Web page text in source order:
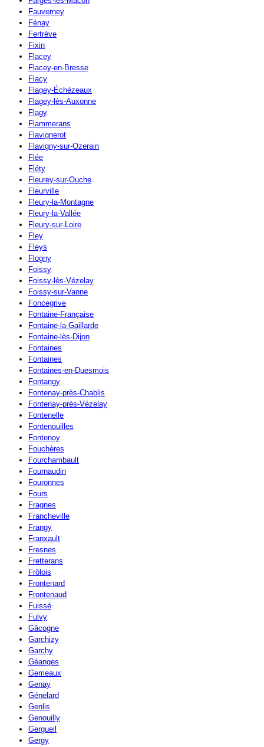
Fauverney
Fénay
Fertrève
Fixin
Flacey
Flacey-en-Bresse
Flacy
Flagey-Échézeaux
Flagey-lès-Auxonne
Flagy
Flammerans
Flavignerot
Flavigny-sur-Ozerain
Flée
Fléty
Fleurey-sur-Ouche
Fleurville
Fleury-la-Montagne
Fleury-la-Vallée
Fleury-sur-Loire
Fley
Fleys
Flogny
Foissy
Foissy-lès-Vézelay
Foissy-sur-Vanne
Foncegrive
Fontaine-Française
Fontaine-la-Gaillarde
Fontaine-lès-Dijon
Fontaines
Fontaines
Fontaines-en-Duesmois
Fontangy
Fontenay-près-Chablis
Fontenay-près-Vézelay
Fontenelle
Fontenouilles
Fontenoy
Fouchères
Fourchambault
Fournaudin
Fouronnes
Fours
Fragnes
Francheville
Frangy
Franxault
Fresnes
Fretterans
Frôlois
Frontenard
Frontenaud
Fuissé
Fulvy
Gâcogne
Garchizy
Garchy
Géanges
Gemeaux
Genay
Génelard
Genlis
Genouilly
Gergueil
Gergy